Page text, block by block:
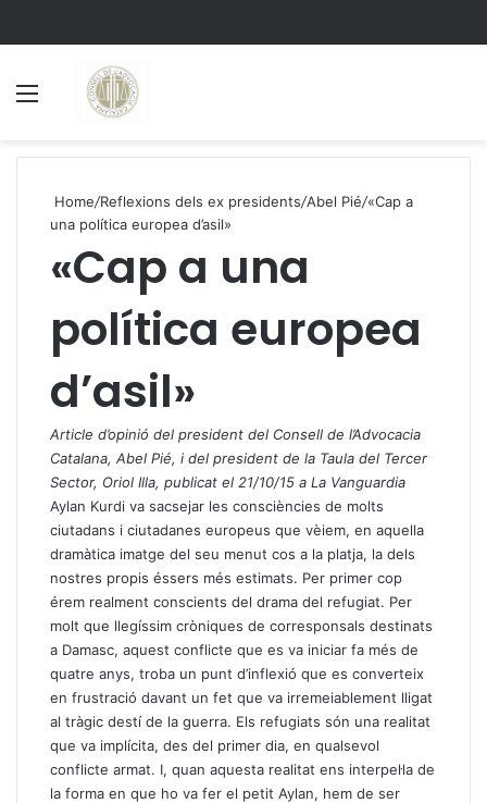
Home/Reflexions dels ex presidents/Abel Pié/«Cap a
una política europea d’asil»
«Cap a una
política europea
d’asil»
Article d’opinió del president del Consell de l’Advocacia
Catalana, Abel Pié, i del president de la Taula del Tercer
Sector, Oriol Illa, publicat el 21/10/15 a La Vanguardia
Aylan Kurdi va sacsejar les consciències de molts
ciutadans i ciutadanes europeus que vèiem, en aquella
dramàtica imatge del seu menut cos a la platja, la dels
nostres propis éssers més estimats. Per primer cop
érem realment conscients del drama del refugiat. Per
molt que llegíssim cròniques de corresponsals destinats
a Damasc, aquest conflicte que es va iniciar fa més de
quatre anys, troba un punt d’inflexió que es converteix
en frustració davant un fet que va irremeiablement lligat
al tràgic destí de la guerra. Els refugiats són una realitat
que va implícita, des del primer dia, en qualsevol
conflicte armat. I, quan aquesta realitat ens interpel·la de
la forma en que ho va fer el petit Aylan, hem de ser